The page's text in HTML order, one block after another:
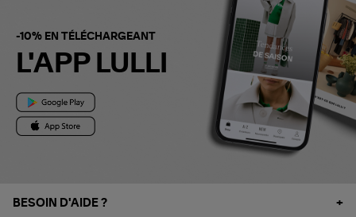
-10% EN TÉLÉCHARGEANT
L'APP LULLI
BESOIN D'AIDE ?